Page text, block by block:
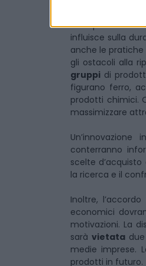
Un aspetto
influisce sulla
anche le
gli ostacoli alla
gruppi di
figurano ferro,
prodotti chimici.
massimizzare
conterranno
scelte
la ricerca e il
Inoltre,
economici
motivazioni. La
saràvietata
medie imprese.
prodotti in futuro.